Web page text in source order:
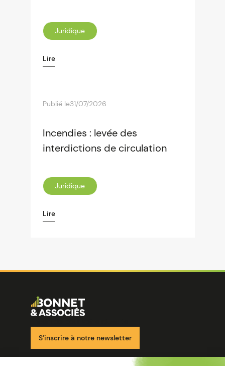
Juridique
Lire
Publié le31/07/2026
Incendies : levée des
interdictions de circulation
Juridique
Lire
Image
S’inscrire à notre newsletter